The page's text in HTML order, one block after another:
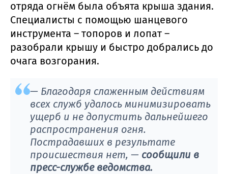
отряда огнём была объята крыша здания.
Специалисты с помощью шанцевого
инструмента – топоров и лопат –
разобрали крышу и быстро добрались до
очага возгорания.
— Благодаря слаженным действиям
всех служб удалось минимизировать
ущерб и не допустить дальнейшего
распространения огня.
Пострадавших в результате
происшествия нет, — сообщили в
пресс-службе ведомства.